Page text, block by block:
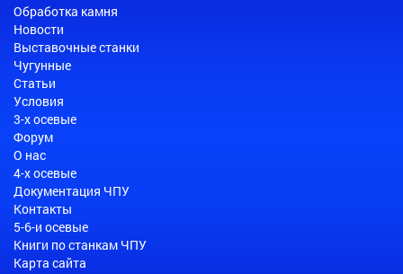
Обработка камня
Новости
Выставочные станки
Чугунные
Статьи
Условия
3-х осевые
Форум
О нас
4-х осевые
Документация ЧПУ
Контакты
5-6-и осевые
Книги по станкам ЧПУ
Карта сайта